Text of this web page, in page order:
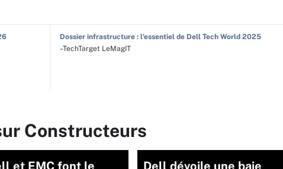
Dossier infrastructure : l'essentiel de Dell Tech World 2025
–TechTarget LeMagIT
Constructeurs
et EMC font le
Dell dévoile une baie